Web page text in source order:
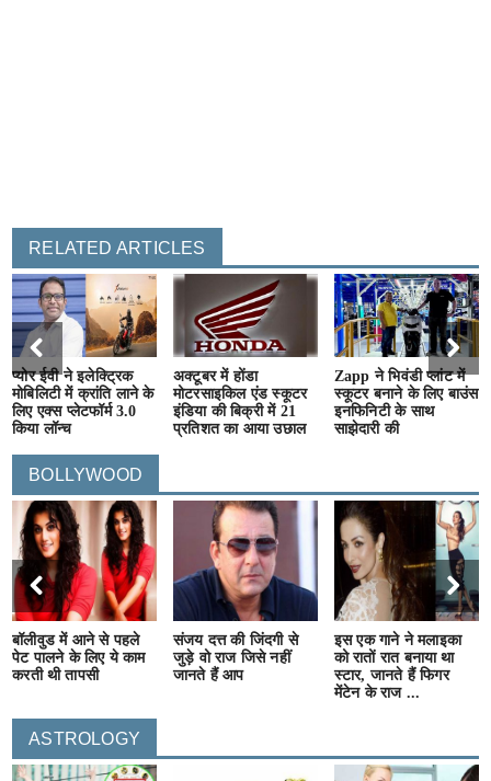
RELATED ARTICLES
प्योर ईवी ने इलेक्ट्रिक
मोबिलिटी में क्रांति लाने के
लिए एक्स प्लेटफॉर्म 3.0
किया लॉन्च
अक्टूबर में होंडा
मोटरसाइकिल एंड स्कूटर
इंडिया की बिक्री में 21
प्रतिशत का आया उछाल
Zapp ने भिवंडी प्लांट में
स्कूटर बनाने के लिए बाउंस
इनफिनिटी के साथ
साझेदारी की
BOLLYWOOD
बॉलीवुड में आने से पहले
पेट पालने के लिए ये काम
करती थी तापसी
संजय दत्त की जिंदगी से
जुड़े वो राज जिसे नहीं
जानते हैं आप
इस एक गाने ने मलाइका
को रातों रात बनाया था
स्टार, जानते हैं फिगर
मेंटेन के राज ...
ASTROLOGY